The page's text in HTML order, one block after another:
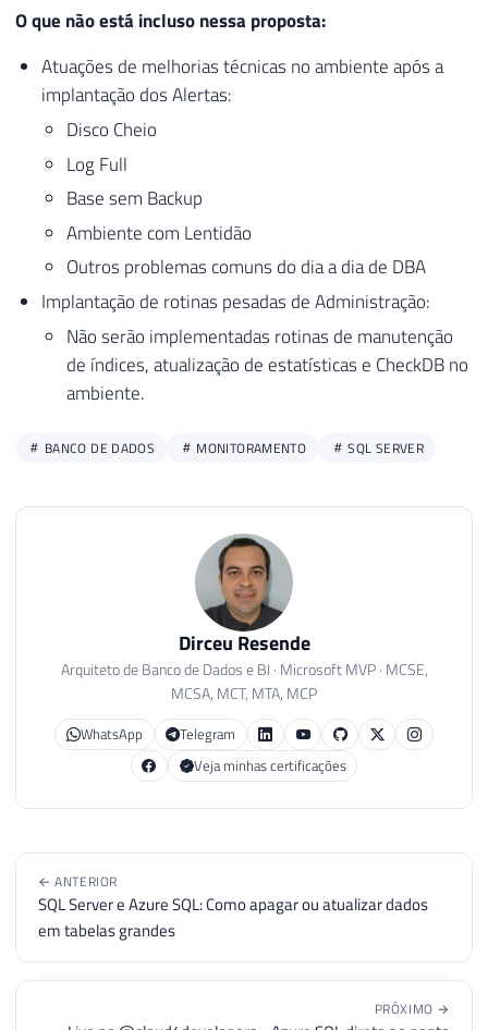
O que não está incluso nessa proposta:
Atuações de melhorias técnicas no ambiente após a
implantação dos Alertas:
Disco Cheio
Log Full
Base sem Backup
Ambiente com Lentidão
Outros problemas comuns do dia a dia de DBA
Implantação de rotinas pesadas de Administração:
Não serão implementadas rotinas de manutenção
de índices, atualização de estatísticas e CheckDB no
ambiente.
BANCO DE DADOS MONITORAMENTO SQL SERVER
Dirceu Resende
Arquiteto de Banco de Dados e BI · Microsoft MVP · MCSE,
MCSA, MCT, MTA, MCP
WhatsApp
Telegram
Veja minhas certificações
← ANTERIOR
SQL Server e Azure SQL: Como apagar ou atualizar dados
em tabelas grandes
PRÓXIMO →